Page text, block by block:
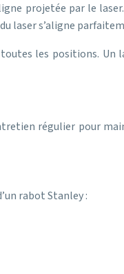
projetée par le
laser s’aligne
les positions.
régulier pour
rabot Stanley :